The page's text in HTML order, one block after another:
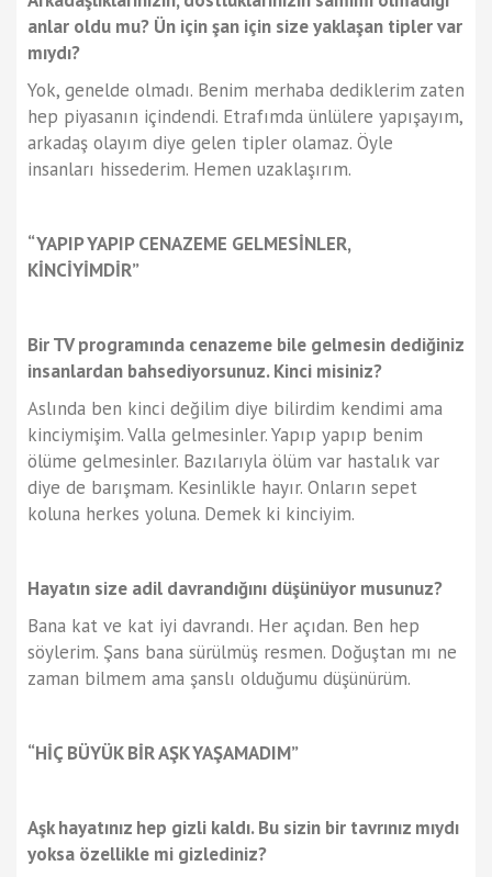
anlar oldu mu? Ün için şan için size yaklaşan tipler var
mıydı?
Yok, genelde olmadı. Benim merhaba dediklerim zaten
hep piyasanın içindendi. Etrafımda ünlülere yapışayım,
arkadaş olayım diye gelen tipler olamaz. Öyle
insanları hissederim. Hemen uzaklaşırım.
“YAPIP YAPIP CENAZEME GELMESİNLER,
KİNCİYİMDİR”
Bir TV programında cenazeme bile gelmesin dediğiniz
insanlardan bahsediyorsunuz. Kinci misiniz?
Aslında ben kinci değilim diye bilirdim kendimi ama
kinciymişim. Valla gelmesinler. Yapıp yapıp benim
ölüme gelmesinler. Bazılarıyla ölüm var hastalık var
diye de barışmam. Kesinlikle hayır. Onların sepet
koluna herkes yoluna. Demek ki kinciyim.
Hayatın size adil davrandığını düşünüyor musunuz?
Bana kat ve kat iyi davrandı. Her açıdan. Ben hep
söylerim. Şans bana sürülmüş resmen. Doğuştan mı ne
zaman bilmem ama şanslı olduğumu düşünürüm.
“HİÇ BÜYÜK BİR AŞK YAŞAMADIM”
Aşk hayatınız hep gizli kaldı. Bu sizin bir tavrınız mıydı
yoksa özellikle mi gizlediniz?